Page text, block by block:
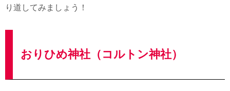
り道してみましょう！
おりひめ神社（コルトン神社）